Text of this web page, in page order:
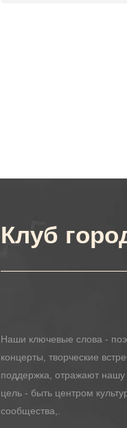
Клуб
Наши ключевые слова -
концерты, творческие
поддержка, отражают
цель - быть центром
сообщества,.